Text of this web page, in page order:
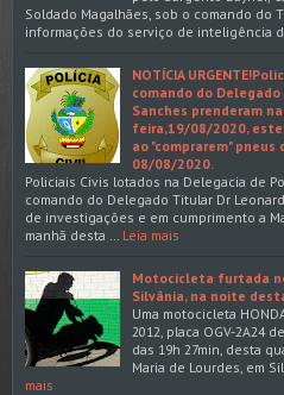
Soldado Magalhães, sob o comando do
informações do serviço de inteligência d…
NOTÍCIA
comando do
Sanches prenderam
feira,19/08/2020,
ao "comprarem"
08/08/2020.
Policiais Civis lotados na Delegacia de
comando do Delegado Titular Dr
de investigações e em cumprimento a
manhã desta …
Leia mais
Motocicleta furtada
Silvânia, na noite
Uma motocicleta
2012, placa OGV-2A24
das 19h 27min, desta
Maria de Lourdes, em
mais